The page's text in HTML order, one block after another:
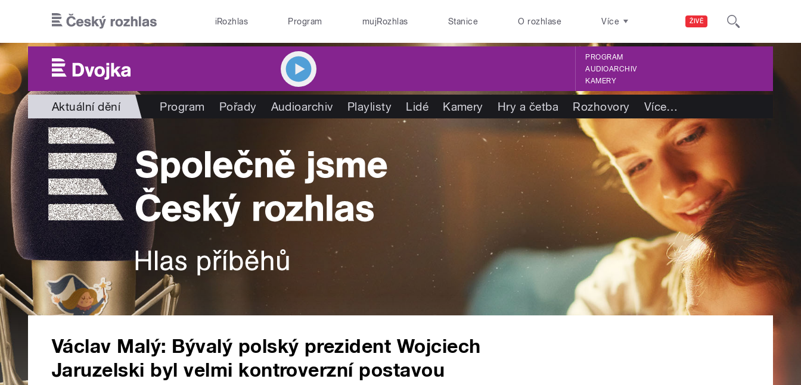
ŽIVĚ
iRozhlas Program mujRozhlas Stanice O rozhlase Více
PROGRAM
AUDIOARCHIV
KAMERY
Aktuální dění Program Pořady Audioarchiv Playlisty Lidé Kamery Hry a četba Rozhovory Více…
Václav Malý: Bývalý polský prezident Wojciech
Jaruzelski byl velmi kontroverzní postavou